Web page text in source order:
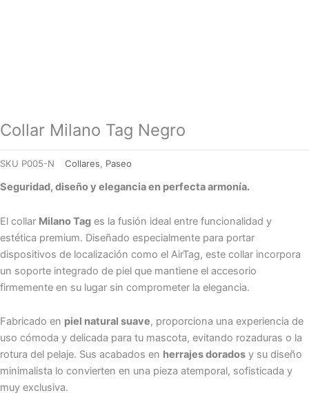
Collar Milano Tag Negro
SKU P005-N Collares Paseo
Seguridad, diseño y elegancia en perfecta armonía.
El collar Milano Tag es la fusión ideal entre funcionalidad y
estética premium. Diseñado especialmente para portar
dispositivos de localización como el AirTag, este collar incorpora
un soporte integrado de piel que mantiene el accesorio
firmemente en su lugar sin comprometer la elegancia.
Fabricado en piel natural suave, proporciona una experiencia de
uso cómoda y delicada para tu mascota, evitando rozaduras o la
rotura del pelaje. Sus acabados en herrajes dorados y su diseño
minimalista lo convierten en una pieza atemporal, sofisticada y
muy exclusiva.